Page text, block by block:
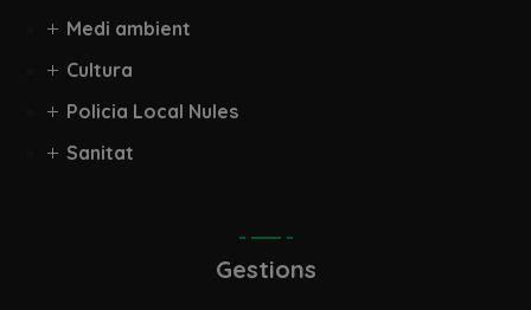
Medi ambient
Cultura
Policia Local Nules
Sanitat
Gestions